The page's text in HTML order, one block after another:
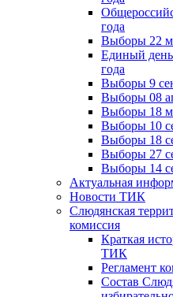
года
Выборы 22
Единый день
года
Выборы 9
Выборы 08
Выборы 18
Выборы 10
Выборы 18
Выборы 27
Выборы 14
Актуальная
Новости ТИК
Слюдянская
комиссия
Краткая
ТИК
Регламент
Состав